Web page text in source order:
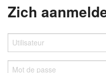
Zich